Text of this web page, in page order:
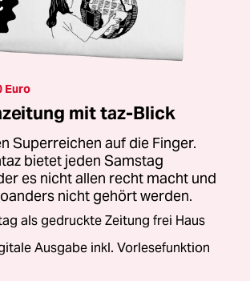
Euro
mit taz-Blick
Superreichen auf die Finger.
bietet jeden Samstag
es nicht allen recht macht und
nicht gehört werden.
als gedruckte Zeitung frei Haus
Ausgabe inkl. Vorlesefunktion